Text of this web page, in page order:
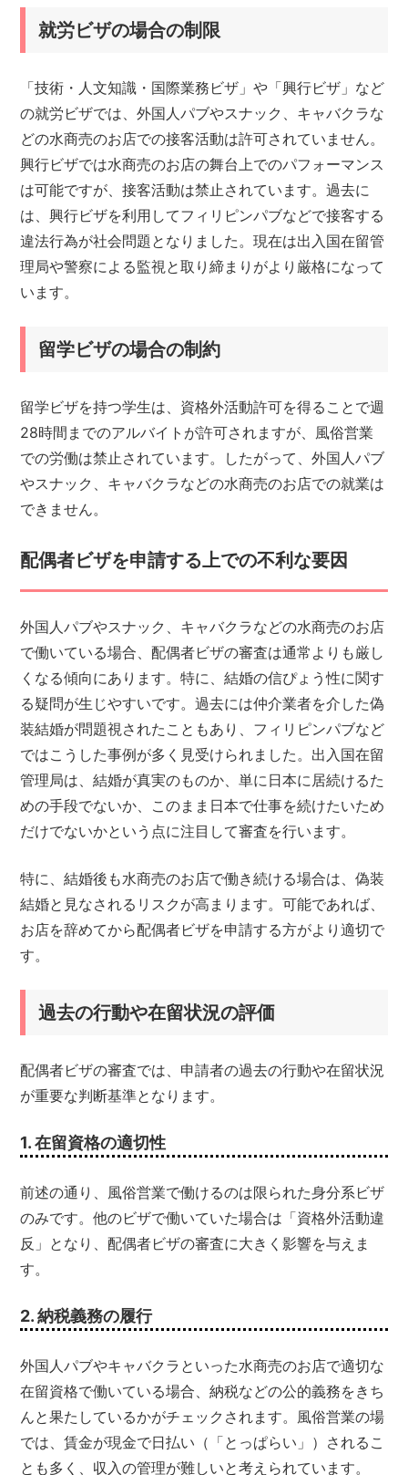
就労ビザの場合の制限
「技術・人文知識・国際業務ビザ」や「興行ビザ」など
の就労ビザでは、外国人パブやスナック、キャバクラな
どの水商売のお店での接客活動は許可されていません。
興行ビザでは水商売のお店の舞台上でのパフォーマンス
は可能ですが、接客活動は禁止されています。過去に
は、興行ビザを利用してフィリピンパブなどで接客する
違法行為が社会問題となりました。現在は出入国在留管
理局や警察による監視と取り締まりがより厳格になって
います。
留学ビザの場合の制約
留学ビザを持つ学生は、資格外活動許可を得ることで週
28時間までのアルバイトが許可されますが、風俗営業
での労働は禁止されています。したがって、外国人パブ
やスナック、キャバクラなどの水商売のお店での就業は
できません。
配偶者ビザを申請する上での不利な要因
外国人パブやスナック、キャバクラなどの水商売のお店
で働いている場合、配偶者ビザの審査は通常よりも厳し
くなる傾向にあります。特に、結婚の信ぴょう性に関す
る疑問が生じやすいです。過去には仲介業者を介した偽
装結婚が問題視されたこともあり、フィリピンパブなど
ではこうした事例が多く見受けられました。出入国在留
管理局は、結婚が真実のものか、単に日本に居続けるた
めの手段でないか、このまま日本で仕事を続けたいため
だけでないかという点に注目して審査を行います。
特に、結婚後も水商売のお店で働き続ける場合は、偽装
結婚と見なされるリスクが高まります。可能であれば、
お店を辞めてから配偶者ビザを申請する方がより適切で
す。
過去の行動や在留状況の評価
配偶者ビザの審査では、申請者の過去の行動や在留状況
が重要な判断基準となります。
1. 在留資格の適切性
前述の通り、風俗営業で働けるのは限られた身分系ビザ
のみです。他のビザで働いていた場合は「資格外活動違
反」となり、配偶者ビザの審査に大きく影響を与えま
す。
2. 納税義務の履行
外国人パブやキャバクラといった水商売のお店で適切な
在留資格で働いている場合、納税などの公的義務をきち
んと果たしているかがチェックされます。風俗営業の場
では、賃金が現金で日払い（「とっぱらい」）されるこ
とも多く、収入の管理が難しいと考えられています。